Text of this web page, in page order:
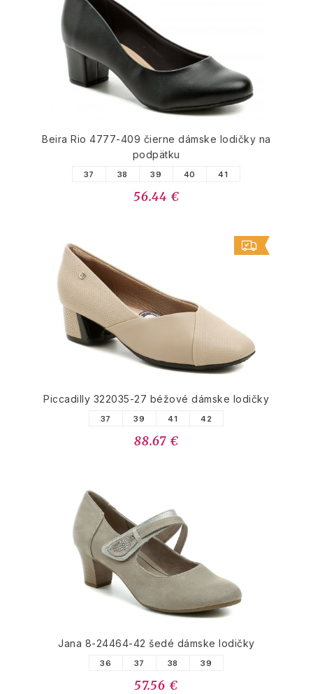
Beira Rio 4777-409 čierne dámske lodičky na
podpätku
37 38 39 40 41
56.44 €
Piccadilly 322035-27 béžové dámske lodičky
37 39 41 42
88.67 €
Jana 8-24464-42 šedé dámske lodičky
36 37 38 39
57.56 €